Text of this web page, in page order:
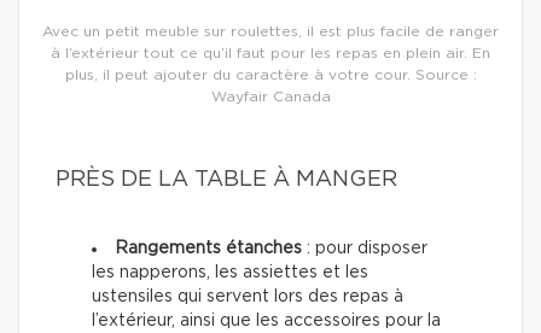
Avec un petit meuble sur roulettes, il est plus facile de ranger
à l’extérieur tout ce qu’il faut pour les repas en plein air. En
plus, il peut ajouter du caractère à votre cour. Source :
Wayfair Canada
PRÈS DE LA TABLE À MANGER
Rangements étanches : pour disposer
les napperons, les assiettes et les
ustensiles qui servent lors des repas à
l’extérieur, ainsi que les accessoires pour la